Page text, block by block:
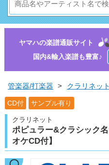
ヤマハの楽譜通販サイト
国内&輸入楽譜も豊富♪
管楽器/打楽器 > クラリネット
CD付 サンプル有り
クラリネット
ポピュラー&クラシック
オケCD付】